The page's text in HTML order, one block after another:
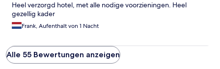
Heel verzorgd hotel, met alle nodige voorzieningen. Heel
gezellig kader
Frank, Aufenthalt von 1 Nacht
Alle 55 Bewertungen anzeigen